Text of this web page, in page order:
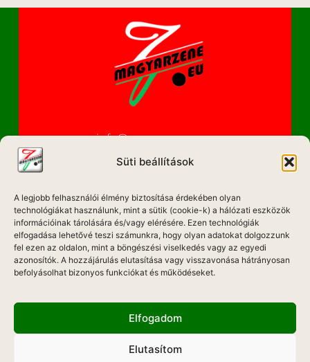
Süti beállítások
A legjobb felhasználói élmény biztosítása érdekében olyan
technológiákat használunk, mint a sütik (cookie-k) a hálózati eszközök
információinak tárolására és/vagy elérésére. Ezen technológiák
elfogadása lehetővé teszi számunkra, hogy olyan adatokat dolgozzunk
fel ezen az oldalon, mint a böngészési viselkedés vagy az egyedi
azonosítók. A hozzájárulás elutasítása vagy visszavonása hátrányosan
befolyásolhat bizonyos funkciókat és működéseket.
Elfogadom
Elutasítom
info@magyarzene.eu
IMPRESSZUM
ETIKAI KÓDEX
MÉDIA AJÁNLAT
ADATKEZELÉSI NYILATKOZAT
Hadd Szóljon!